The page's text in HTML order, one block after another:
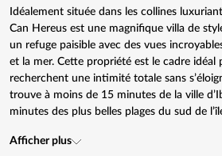
Idéalement située dans les collines
Can Hereus est une magnifique villa de
un refuge paisible avec des vues
et la mer. Cette propriété est le cadre idéal
recherchent une intimité totale sans
trouve à moins de 15 minutes de la ville
minutes des plus belles plages du sud de
Afficher plus